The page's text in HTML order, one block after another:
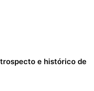
e histórico de